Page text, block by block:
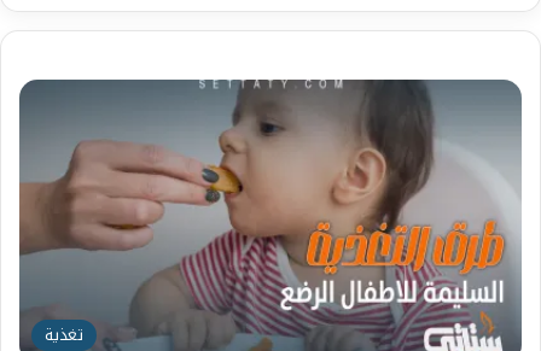
تغذية